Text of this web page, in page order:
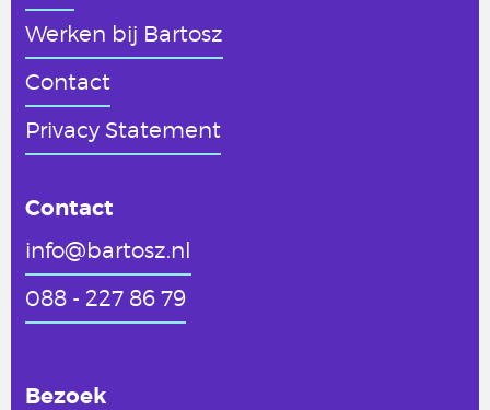
Werken bij Bartosz
Contact
Privacy Statement
Contact
info@bartosz.nl
088 - 227 86 79
Bezoek